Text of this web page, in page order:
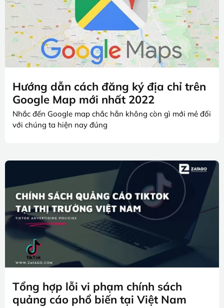
Hướng dẫn cách đăng ký địa chỉ trên
Google Map mới nhất 2022
Nhắc đến Google map chắc hẳn không còn gì mới mẻ đối
với chúng ta hiện nay đúng
Tổng hợp lỗi vi phạm chính sách
quảng cáo phổ biến tại Việt Nam